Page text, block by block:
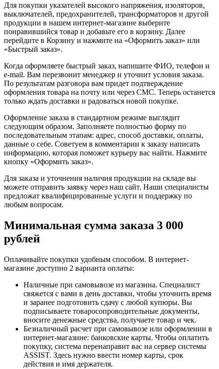
Для покупки указателей высокого напряжения, изоляторов,
выключателей, предохранителей, трансформаторов и другой
продукции в нашем интернет-магазине выберите
понравившийся товар и добавьте его в корзину. Далее
перейдите в Корзину и нажмите на «Оформить заказ» или
«Быстрый заказ».
Когда оформляете быстрый заказ, напишите ФИО, телефон и
e-mail. Вам перезвонит менеджер и уточнит условия заказа.
По результатам разговора вам придет подтверждение
оформления товара на почту или через СМС. Теперь останется
только ждать доставки и радоваться новой покупке.
Оформление заказа в стандартном режиме выглядит
следующим образом. Заполняете полностью форму по
последовательным этапам: адрес, способ доставки, оплаты,
данные о себе. Советуем в комментарии к заказу написать
информацию, которая поможет курьеру вас найти. Нажмите
кнопку «Оформить заказ».
Для заказа и уточнения наличия продукции на складе вы
можете отправить заявку через наш сайт. Наши специалисты
предложат квалифицированные услуги и поддержку по
любым вопросам.
Минимальная сумма заказа 3 000
рублей
Оплачивайте покупки удобным способом. В интернет-
магазине доступно 2 варианта оплаты:
Наличные при самовывозе из магазина. Специалист
свяжется с вами в день доставки, чтобы уточнить время
и заранее подготовить сдачу с любой купюры. Вы
подписываете товаросопроводительные документы,
вносите денежные средства, получаете товар и чек.
Безналичный расчет при самовывозе или оформлении в
интернет-магазине: банковские карты. Чтобы оплатить
покупку, система перенаправит вас на сервер системы
ASSIST. Здесь нужно ввести номер карты, срок
действия и имя держателя.